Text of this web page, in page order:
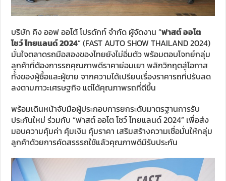
บริษัท คิง ออฟ ออโต้ โปรดักท์ จำกัด ผู้จัดงาน “ฟาสต์ ออโต
โชว์ ไทยแลนด์ 2024” (FAST AUTO SHOW THAILAND 2024)
มั่นใจตลาดรถมือสองของไทยยังไม่อิ่มตัว พร้อมตอบโจทย์กลุ่ม
ลูกค้าที่ต้องการรถคุณภาพดีราคาย่อมเยา พลิกวิกฤตสู่โอกาส
ทั้งของผู้ซื้อและผู้ขาย จากความได้เปรียบเรื่องราคารถที่ปรับลด
ลงตามภาวะเศรษฐกิจ แต่ได้คุณภาพรถที่ดีขึ้น
พร้อมเดินหน้าจับมือผู้ประกอบการยกระดับมาตรฐานการรับ
ประกันใหม่ ร่วมกับ “ฟาสต์ ออโต โชว์ ไทยแลนด์ 2024” เพื่อส่ง
มอบความคุ้มค่า คุ้มเงิน คุ้มราคา เสริมสร้างความเชื่อมั่นให้กลุ่ม
ลูกค้าด้วยการคัดสรรรถใช้แล้วคุณภาพดีมีรับประกัน